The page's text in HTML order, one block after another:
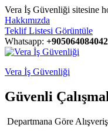
Vera İş Güvenliği sitesine
Hakkımızda
Teklif Listesi Görüntüle
Whatsapp: +905064084042
Vera İş Güvenliği
Güvenli
Departmana Göre Alışveriş